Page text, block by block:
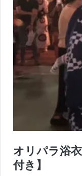
オリパラ浴
付き】